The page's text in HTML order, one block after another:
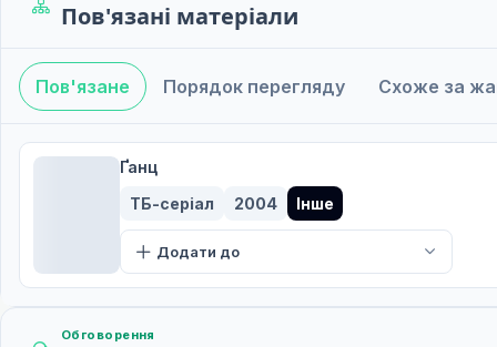
Пов'язані матеріали
Пов'язане Порядок перегляду Схоже за
Ґанц
ТБ-серіал
2004 Інше
Додати до
Обговорення